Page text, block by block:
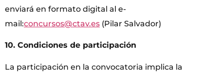
enviará en formato digital al e-
mail:concursos@ctav.es (Pilar Salvador)
10. Condiciones de participación
La participación en la convocatoria implica la